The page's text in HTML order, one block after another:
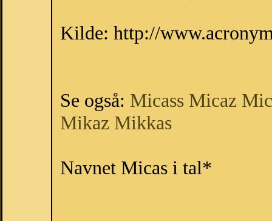
Kilde: http://
Se også: Micass Micaz
Mikaz Mikkas
Navnet Micas i tal*